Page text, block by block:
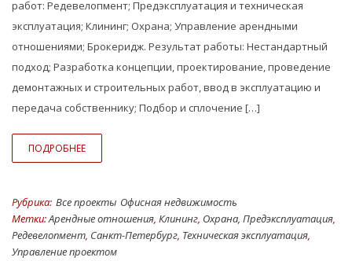
работ: Редевелопмент; Предэксплуатация и техническая
эксплуатация; Клининг; Охрана; Управление арендными
отношениями; Брокеридж. Результат работы: Нестандартный
подход; Разработка концепции, проектирование, проведение
демонтажных и строительных работ, ввод в эксплуатацию и
передача собственнику; Подбор и сплочение […]
ПОДРОБНЕЕ
Рубрика: Все проекты Офисная недвижимость
Метки:Арендные отношения, Клининг, Охрана, Предэксплуатация,
Редевелопмент, Санкт-Петербург, Техническая эксплуатация,
Управление проектом